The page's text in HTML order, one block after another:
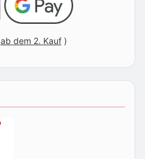
ab dem 2. Kauf)